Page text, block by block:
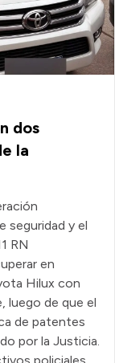
dos
la
seguridad y el
RN
en
Hilux con
luego de que el
de patentes
por la Justicia.